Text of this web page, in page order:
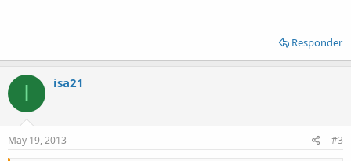
Responder
I isa21
May 19, 2013 #3